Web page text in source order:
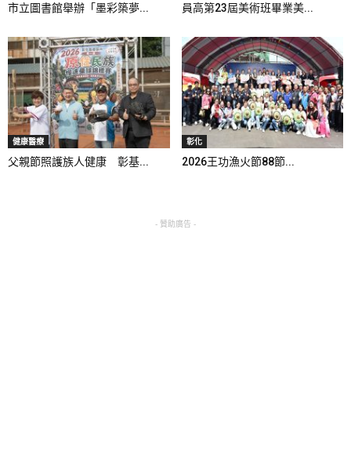
市立圖書館舉辦「墨彩築夢... 員高第23屆美術班畢業美...
健康醫療
父親節照護族人健康 彰基...
彰化
2026王功漁火節88節...
- 贊助廣告 -